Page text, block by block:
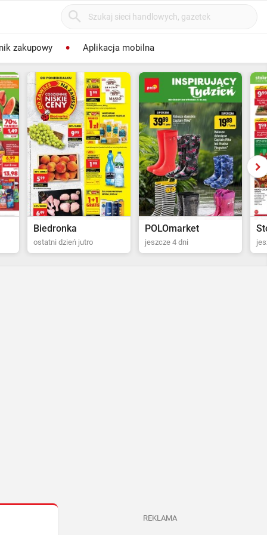
zakupowy Aplikacja mobilna
POLOmarket
jeszcze 4 dni jeszcze 5 dni
REKLAMA